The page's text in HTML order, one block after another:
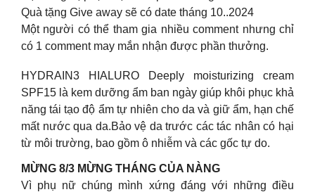
Quà tặng Give away sẽ có date tháng 10..2024
Một người có thể tham gia nhiều comment nhưng chỉ
có 1 comment may mắn nhận được phần thưởng.
HYDRAIN3 HIALURO Deeply moisturizing cream
SPF15 là kem dưỡng ẩm ban ngày giúp khôi phục khả
năng tái tạo độ ẩm tự nhiên cho da và giữ ẩm, hạn chế
mất nước qua da.Bảo vệ da trước các tác nhân có hại
từ môi trường, bao gồm ô nhiễm và các gốc tự do.
MỪNG 8/3 MỪNG THÁNG CỦA NÀNG
Vì phụ nữ chúng mình xứng đáng với những điều